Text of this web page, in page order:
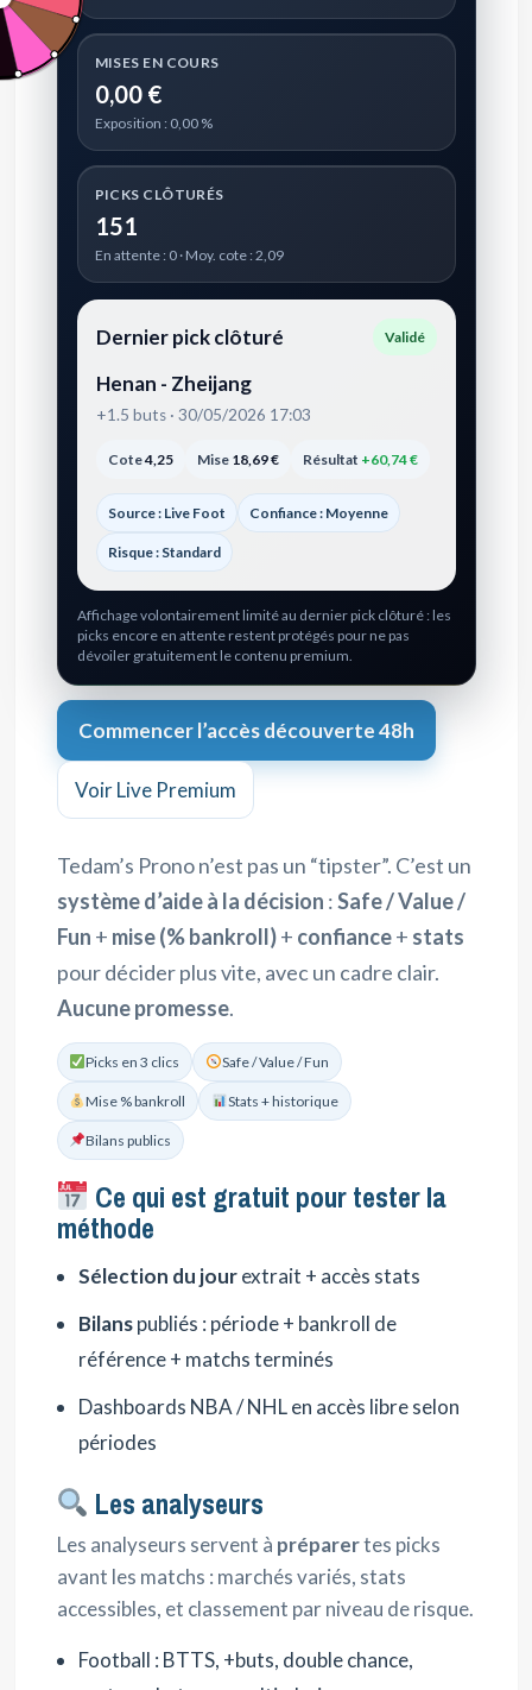
MISES EN COURS
0,00 €
Exposition : 0,00 %
PICKS CLÔTURÉS
151
En attente : 0 · Moy. cote : 2,09
Dernier pick clôturé Validé
Henan - Zheijang
+1.5 buts · 30/05/2026 17:03
Cote4,25 Mise 18,69 € Résultat +60,74 €
Source : Live Foot Confiance : Moyenne
Risque : Standard
Affichage volontairement limité au dernier pick clôturé : les
picks encore en attente restent protégés pour ne pas
dévoiler gratuitement le contenu premium.
Commencer l’accès découverte 48h
Voir Live Premium
Tedam’s Prono n’est pas un “tipster”. C’est un
système d’aide à la décision :Safe / Value /
Fun + mise (% bankroll)+ confiance+ stats
pour décider plus vite, avec un cadre clair.
Aucune promesse.
Picks en 3 clics Safe / Value / Fun
Mise % bankroll Stats + historique
Bilans publics
Ce qui est gratuit pour tester la
méthode
Sélection du jourextrait + accès stats
Bilanspubliés : période + bankroll de
référence + matchs terminés
Dashboards NBA / NHL en accès libre selon
périodes
Les analyseurs
Les analyseurs servent à préparertes picks
avant les matchs : marchés variés, stats
accessibles, et classement par niveau de risque.
Football : BTTS, +buts, double chance,